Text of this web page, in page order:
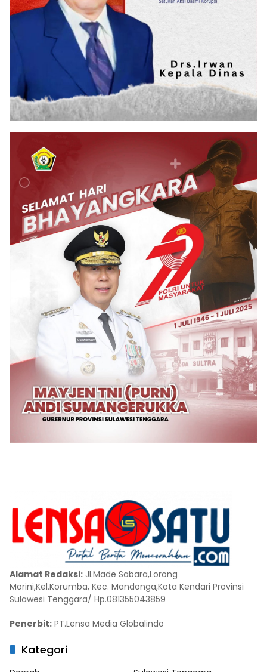
Alamat Redaksi: Jl.Made Sabara,Lorong
Morini,Kel.Korumba, Kec. Mandonga,Kota Kendari Provinsi
Sulawesi Tenggara/ Hp.081355043859
Penerbit: PT.Lensa Media Globalindo
Kategori